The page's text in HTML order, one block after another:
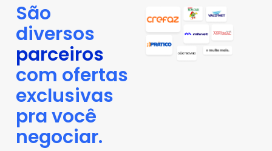
São
diversos
parceiros
com ofertas
exclusivas
pra você
negociar.